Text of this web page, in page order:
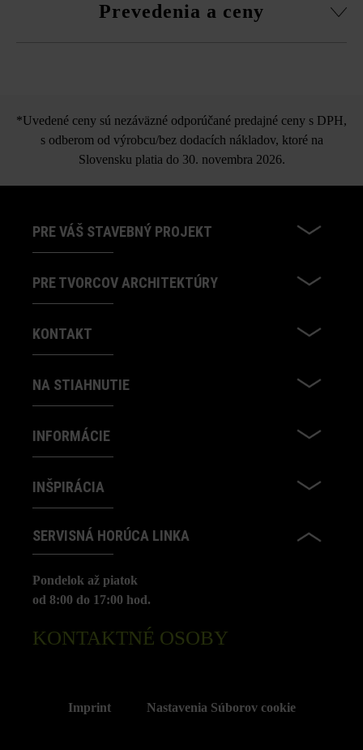
Vysokoodolný betón je živý prírodný produkt. Malé
možnosť samostatnej dodávky všetkých formátov
Pri používaní rôznych formátov môžu z výrobno-
technických dôvodov vznikať farebné rozdiely.
Prevedenia a ceny
*Uvedené ceny sú nezáväzné odporúčané predajné ceny s DPH,
s odberom od výrobcu/bez dodacích nákladov, ktoré na
Slovensku platia do 30. novembra 2026.
PRE VÁŠ STAVEBNÝ PROJEKT
PRE TVORCOV ARCHITEKTÚRY
KONTAKT
NA STIAHNUTIE
INFORMÁCIE
INŠPIRÁCIA
SERVISNÁ HORÚCA LINKA
Pondelok až piatok
od 8:00 do 17:00 hod.
KONTAKTNÉ OSOBY
Imprint Nastavenia Súborov cookie